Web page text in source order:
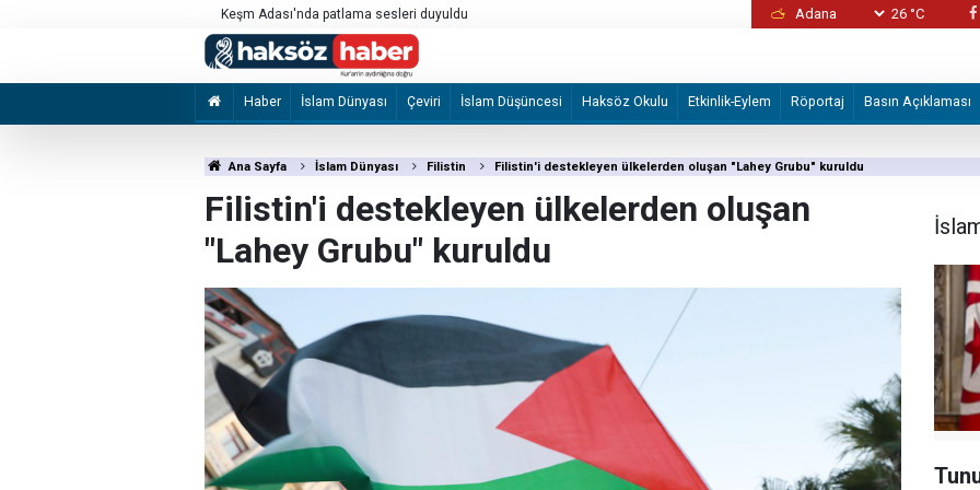
Keşm Adası'nda patlama sesleri duyuldu
İzmir Büyükşehir Belediyesine yönelik
26 °C
Haber İslam Dünyası Çeviri İslam Düşüncesi Haksöz Okulu Etkinlik-Eylem Röportaj Basın Açıklaması
Ana Sayfa İslam Dünyası Filistin Filistin'i destekleyen ülkelerden oluşan "Lahey Grubu" kuruldu
Filistin'i destekleyen ülkelerden oluşan
"Lahey Grubu" kuruldu